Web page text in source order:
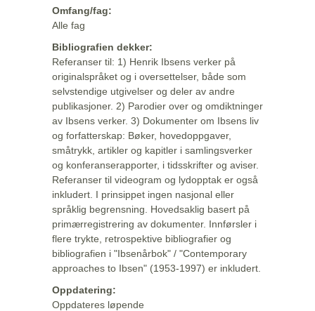
Omfang/fag:
Alle fag
Bibliografien dekker:
Referanser til: 1) Henrik Ibsens verker på
originalspråket og i oversettelser, både som
selvstendige utgivelser og deler av andre
publikasjoner. 2) Parodier over og omdiktninger
av Ibsens verker. 3) Dokumenter om Ibsens liv
og forfatterskap: Bøker, hovedoppgaver,
småtrykk, artikler og kapitler i samlingsverker
og konferanserapporter, i tidsskrifter og aviser.
Referanser til videogram og lydopptak er også
inkludert. I prinsippet ingen nasjonal eller
språklig begrensning. Hovedsaklig basert på
primærregistrering av dokumenter. Innførsler i
flere trykte, retrospektive bibliografier og
bibliografien i "Ibsenårbok" / "Contemporary
approaches to Ibsen" (1953-1997) er inkludert.
Oppdatering:
Oppdateres løpende